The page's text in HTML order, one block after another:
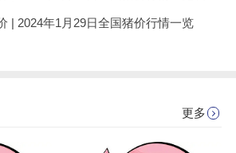
| 2024年1月29日全国猪价行情一览
更多